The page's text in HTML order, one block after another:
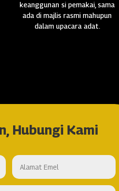
keanggunan si pemakai, sama
ada di majlis rasmi mahupun
dalam upacara adat.
Hubungi Kami